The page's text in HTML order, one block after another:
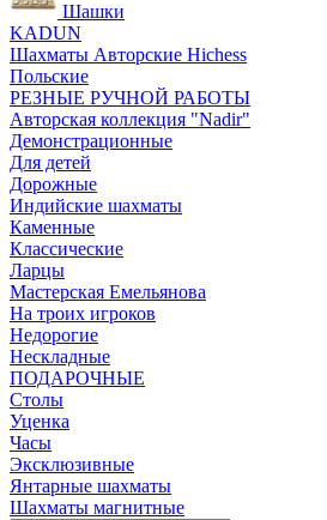
Шашки
KADUN
Шахматы Авторские Hichess
Польские
РЕЗНЫЕ РУЧНОЙ РАБОТЫ
Авторская коллекция "Nadir"
Демонстрационные
Для детей
Дорожные
Индийские шахматы
Каменные
Классические
Ларцы
Мастерская Емельянова
На троих игроков
Недорогие
Нескладные
ПОДАРОЧНЫЕ
Столы
Уценка
Часы
Эксклюзивные
Янтарные шахматы
Шахматы магнитные